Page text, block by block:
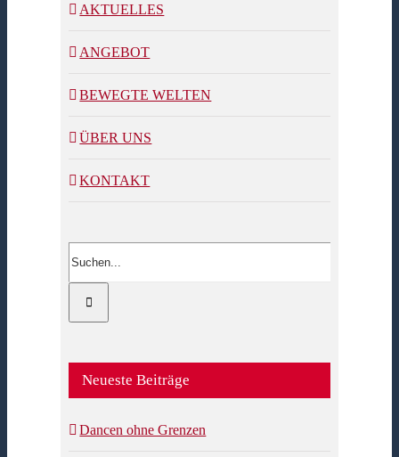
AKTUELLES
ANGEBOT
BEWEGTE WELTEN
ÜBER UNS
KONTAKT
Neueste Beiträge
Dancen ohne Grenzen